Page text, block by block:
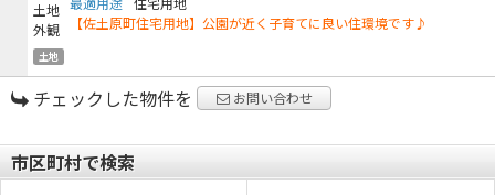
土地
【佐土原町住宅用地】公園が近く子育てに良い住環境です♪
チェックした物件を お問い合わせ
市区町村で検索